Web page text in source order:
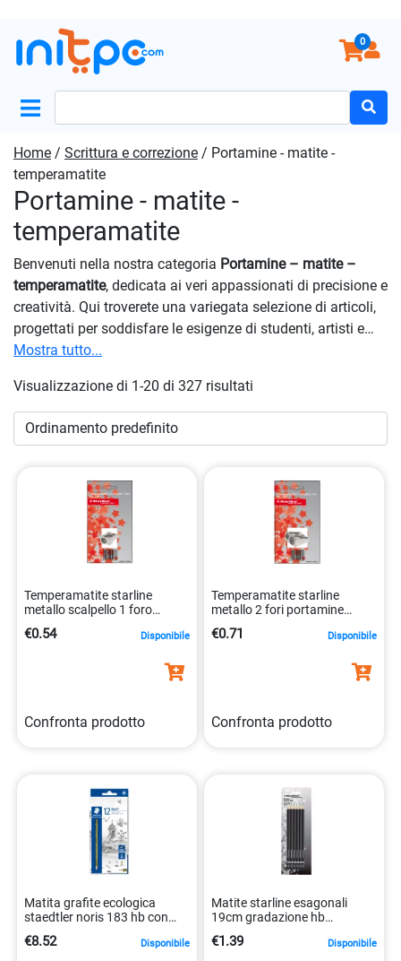
for:
Home / Scrittura e correzione
/ Portamine - matite -
temperamatite
Portamine - matite -
temperamatite
Benvenuti nella nostra categoria Portamine – matite –
temperamatite , dedicata ai veri appassionati di precisione e
creatività. Qui troverete una variegata selezione di articoli,
progettati per soddisfare le esigenze di studenti, artisti e
professionisti. Ogni prodotto è stato attentamente
caratteristiche, adattandosi così alle esigenze di ogni
offrire prestazioni eccellenti e durata nel tempo. Scoprite il
piacere di scrivere e disegnare con strumenti di alta qualità
prestazioni e durata. Esplorate la nostra collezione
Portamine – matite – temperamatite
oggi stesso e
lasciatevi ispirare dalla passione per la scrittura e la
Mostra tutto...
Visualizzazione di 1-20 di 327 risultati
Temperamatite starline
metallo scalpello 1 foro
8025133019776
€0.54 Disponibile
Confronta prodotto
Temperamatite starline
metallo 2 fori portamine
8025133019806
€0.71 Disponibile
Confronta prodotto
Matita grafite ecologica
staedtler noris 183 hb con
fusto triangolare
4007817188095
€8.52 Disponibile
Matite starline esagonali
19cm gradazione hb
confezione da 6 pezzi
8025133016454
€1.39 Disponibile